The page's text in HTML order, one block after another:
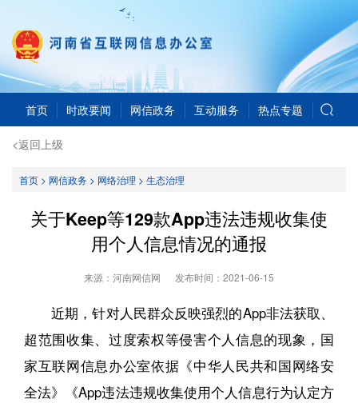
首页 时政要闻 网信政务 互动服务 热点专题
<返回上级
首页> 网信政务> 网络治理 > 生态治理
关于Keep等129款App违法违规收集使
用个人信息情况的通报
来源：河南网信网 发布时间： 2021-06-15
近期，针对人民群众反映强烈的App非法获取、
超范围收集、过度索权等侵害个人信息的现象，国
家互联网信息办公室依据《中华人民共和国网络安
全法》《App违法违规收集使用个人信息行为认定方